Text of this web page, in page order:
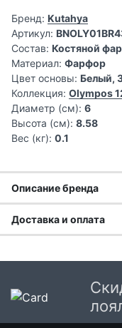
Бренд: Kutahya
Артикул:
Состав: Костяной
Материал: Фарфор
Цвет основы: Белый,
Коллекция: Olympos
Диаметр (см): 6
Высота (см): 8.58
Вес (кг): 0.1
Описание бренда
Доставка и оплата
Доставка в
В Москве и